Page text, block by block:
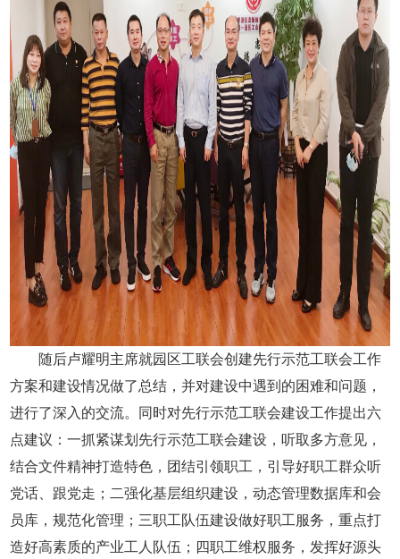
随后卢耀明主席就园区工联会创建先行示范工联会工作
方案和建设情况做了总结，并对建设中遇到的困难和问题，
进行了深入的交流。同时对先行示范工联会建设工作提出六
点建议：一抓紧谋划先行示范工联会建设，听取多方意见，
结合文件精神打造特色，团结引领职工，引导好职工群众听
党话、跟党走；二强化基层组织建设，动态管理数据库和会
员库，规范化管理；三职工队伍建设做好职工服务，重点打
造好高素质的产业工人队伍；四职工维权服务，发挥好源头